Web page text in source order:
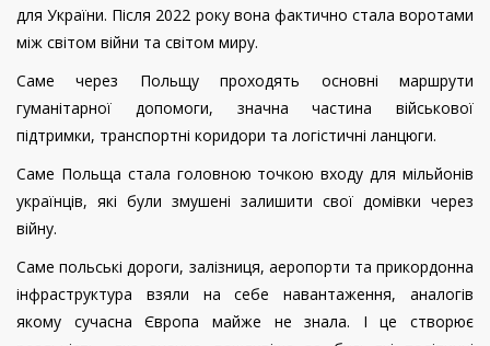
для України. Після 2022 року вона фактично стала воротами
між світом війни та світом миру.
Саме через Польщу проходять основні маршрути
гуманітарної допомоги, значна частина військової
підтримки, транспортні коридори та логістичні ланцюги.
Саме Польща стала головною точкою входу для мільйонів
українців, які були змушені залишити свої домівки через
війну.
Саме польські дороги, залізниця, аеропорти та прикордонна
інфраструктура взяли на себе навантаження, аналогів
якому сучасна Європа майже не знала. І це створює